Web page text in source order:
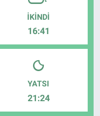
İKINDI
16:41
YATSI
21:24